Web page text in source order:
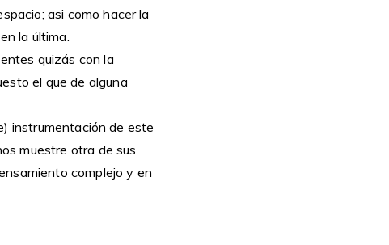
asi como hacer la
la última.
quizás con la
el que de alguna
instrumentación de este
muestre otra de sus
complejo y en